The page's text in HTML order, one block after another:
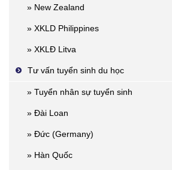
» New Zealand
» XKLD Philippines
» XKLĐ Litva
Tư vấn tuyển sinh du học
» Tuyển nhân sự tuyển sinh
» Đài Loan
» Đức (Germany)
» Hàn Quốc